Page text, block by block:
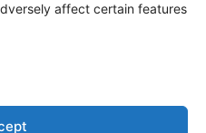
affect certain features